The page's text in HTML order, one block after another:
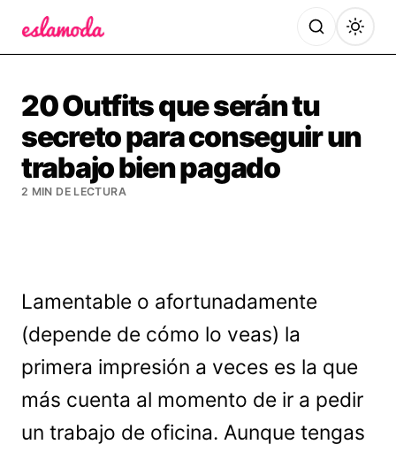
20 Outfits que serán tu
secreto para conseguir un
trabajo bien pagado
2 MIN DE LECTURA
Lamentable o afortunadamente
(depende de cómo lo veas) la
primera impresión a veces es la que
más cuenta al momento de ir a pedir
un trabajo de oficina. Aunque tengas